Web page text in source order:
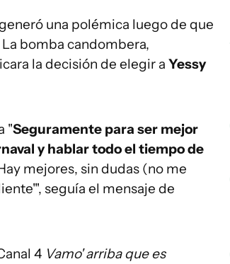
una polémica luego de que
bomba candombera,
la decisión de elegir a Yessy
"Seguramente para ser mejor
y hablar todo el tiempo de
mejores, sin dudas (no me
seguía el mensaje de
4 Vamo' arriba que es